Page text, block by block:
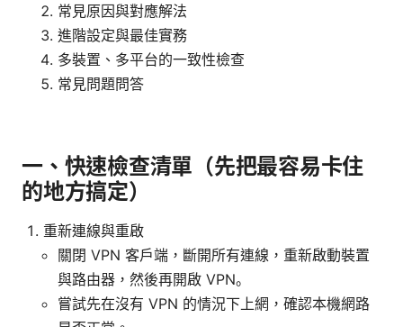
常見原因與對應解法
進階設定與最佳實務
多裝置、多平台的一致性檢查
常見問題問答
一、快速檢查清單（先把最容易卡住
的地方搞定）
重新連線與重啟
關閉 VPN 客戶端，斷開所有連線，重新啟動裝置
與路由器，然後再開啟 VPN。
嘗試先在沒有 VPN 的情況下上網，確認本機網路